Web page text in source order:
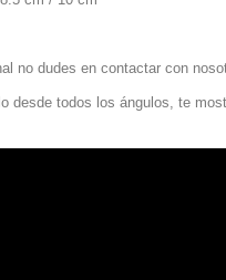
no dudes en contactar con
desde todos los ángulos, te